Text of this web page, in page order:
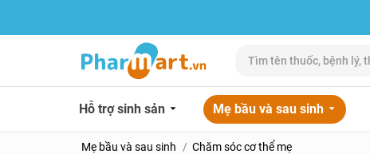
Hỗ trợ sinh sản Mẹ bầu và sau sinh
Mẹ bầu và sau sinh Chăm sóc cơ thể mẹ